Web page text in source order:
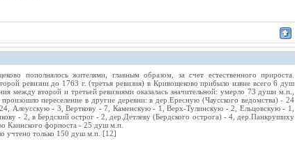
пополнялось жителями, главным образом, за счет естественного прироста.
ревизии до 1763 г. (третья ревизия) в Кривощеково прибыло извне всего 6 душ
между второй и третьей ревизиями оказалась значительной: умерло 73 души м.п.,
переселение в другие деревни: в дер.Ересную (Чаусского ведомства) - 24
Алеусскую - 3, Верткову - 7, Каменскую - 1, Верх-Тулинскую - 2, Ельцовскую - 1,
- 2, в Бердский острог - 2, дер.Детлеву (Бердского острога) - 4, дер.Панкрушиху
Каинского форпоста - 25 душ м.п.
учтено только 150 душ м.п. [12]